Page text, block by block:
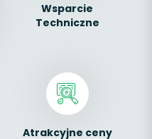
Wsparcie
Techniczne
Atrakcyjne ceny